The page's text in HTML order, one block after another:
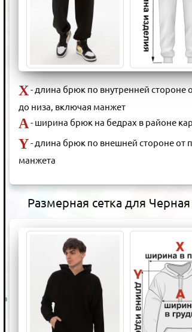
X- длина брюк по внутренней стороне
до низа, включая манжет
A- ширина брюк на бедрах в районе
Y- длина брюк по внешней стороне от
манжета
Размерная сетка для